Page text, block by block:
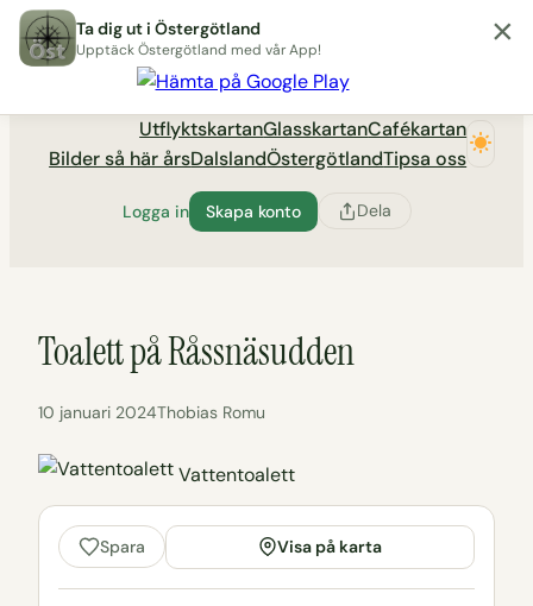
Hoppa
till
Utflyktsportalen tadigut.nu
UtflyktskartanGlasskartanCafékartan
Bilder så här årsDalslandÖstergötlandTipsa oss
Logga in Skapa konto Dela
Toalett på Råssnäsudden
10 januari 2024Thobias Romu
Vattentoalett
Spara Visa på karta
Ta dig ut i Östergötland
Upptäck Östergötland med vår App! ×